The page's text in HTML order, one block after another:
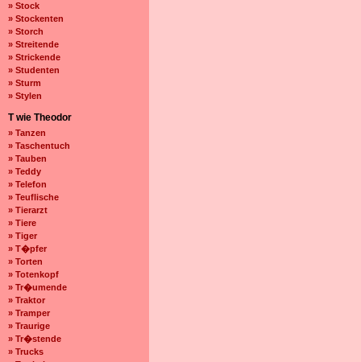
» Stock
» Stockenten
» Storch
» Streitende
» Strickende
» Studenten
» Sturm
» Stylen
T wie Theodor
» Tanzen
» Taschentuch
» Tauben
» Teddy
» Telefon
» Teuflische
» Tierarzt
» Tiere
» Tiger
» T�pfer
» Torten
» Totenkopf
» Tr�umende
» Traktor
» Tramper
» Traurige
» Tr�stende
» Trucks